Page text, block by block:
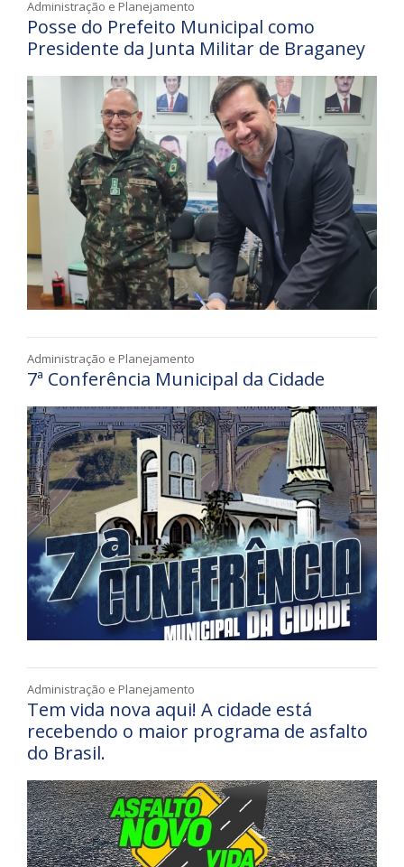
Administração e Planejamento
Posse do Prefeito Municipal como
Presidente da Junta Militar de Braganey
Administração e Planejamento
7ª Conferência Municipal da Cidade
Administração e Planejamento
Tem vida nova aqui! A cidade está
recebendo o maior programa de asfalto
do Brasil.